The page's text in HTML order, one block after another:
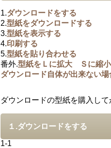
1.ダウンロードをする
2.型紙をダウンロードする
3.型紙を表示する
4. 印刷する
5.型紙を貼り合わせる
番外.型紙をＬに拡大 Ｓに縮
ダウンロード自体が出来ない場
ダウンロードの型紙を購入し
１.ダウンロードをする
1-1